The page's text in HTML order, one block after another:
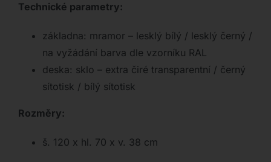
Technické parametry:
základna: mramor – lesklý bílý / lesklý černý /
na vyžádání barva dle vzorníku RAL
deska: sklo – extra čiré transparentní / černý
sítotisk / bílý sítotisk
Rozměry:
š. 120 x hl. 70 x v. 38 cm